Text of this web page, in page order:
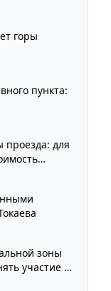
горы
пункта:
для
зоны
участие в